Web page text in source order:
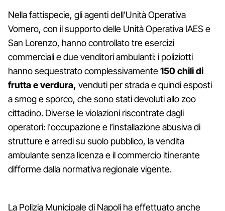
Nella fattispecie, gli agenti dell'Unità Operativa
Vomero, con il supporto delle Unità Operativa IAES e
San Lorenzo, hanno controllato tre esercizi
commerciali e due venditori ambulanti: i poliziotti
hanno sequestrato complessivamente150 chili di
frutta e verdura, venduti per strada e quindi esposti
a smog e sporco, che sono stati devoluti allo zoo
cittadino. Diverse le violazioni riscontrate dagli
operatori: l'occupazione e l’installazione abusiva di
strutture e arredi su suolo pubblico, la vendita
ambulante senza licenza e il commercio itinerante
difforme dalla normativa regionale vigente.
La Polizia Municipale di Napoli ha effettuato anche